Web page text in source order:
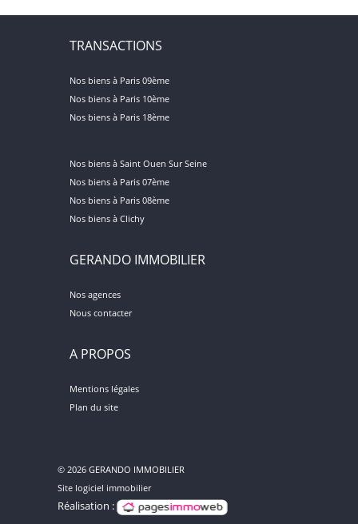
TRANSACTIONS
Nos biens à Paris 09ème
Nos biens à Paris 10ème
Nos biens à Paris 18ème
Nos biens à Saint Ouen Sur Seine
Nos biens à Paris 07ème
Nos biens à Paris 08ème
Nos biens à Clichy
GERANDO IMMOBILIER
Nos agences
Nous contacter
A PROPOS
Mentions légales
Plan du site
© 2026 GERANDO IMMOBILIER
Site logiciel immobilier
Réalisation :